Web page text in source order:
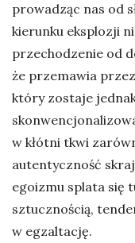
prowadząc nas od
kierunku eksplozji
przechodzenie od
że przemawia
który zostaje
w kłótni tkwi
autentyczność
egoizmu splata się
sztucznością,
w egzaltację.